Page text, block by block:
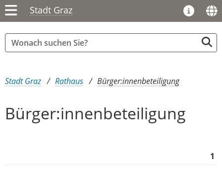
Stadt Graz
Sie sind hier:
Stadt Graz Rathaus Bürger:innenbeteiligung
Bürger:innenbeteiligung
1